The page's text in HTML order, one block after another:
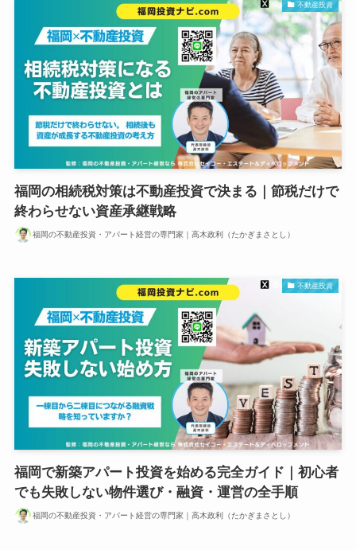
不動産投資
福岡の相続税対策は不動産投資で決まる｜節税だけで
終わらせない資産承継戦略
福岡の不動産投資・アパート経営の専門家｜高木政利（たかぎまさとし）
不動産投資
福岡で新築アパート投資を始める完全ガイド｜初心者
でも失敗しない物件選び・融資・運営の全手順
福岡の不動産投資・アパート経営の専門家｜高木政利（たかぎまさとし）